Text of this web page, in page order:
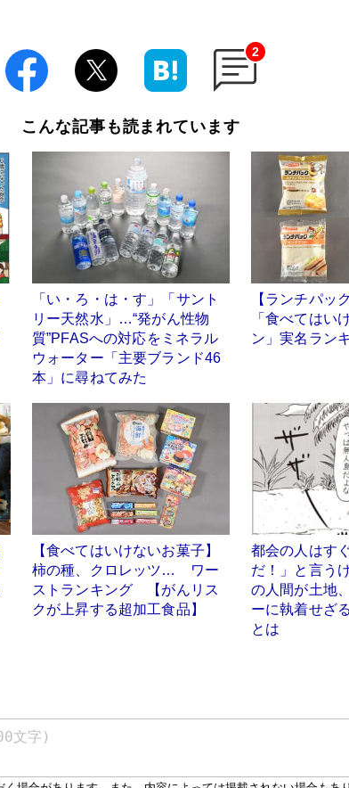
2
こんな記事も読まれています
「い・ろ・は・す」「サント
リー天然水」…“発がん性物
質”PFASへの対応をミネラル
ウォーター「主要ブランド46
本」に尋ねてみた
【ランチパッ
「食べてはい
ン」実名ラン
【食べてはいけないお菓子】
柿の種、クロレッツ… ワー
ストランキング 【がんリス
クが上昇する超加工食品】
都会の人はす
だ！」と言
の人間が土地
ーに執着せざ
とは